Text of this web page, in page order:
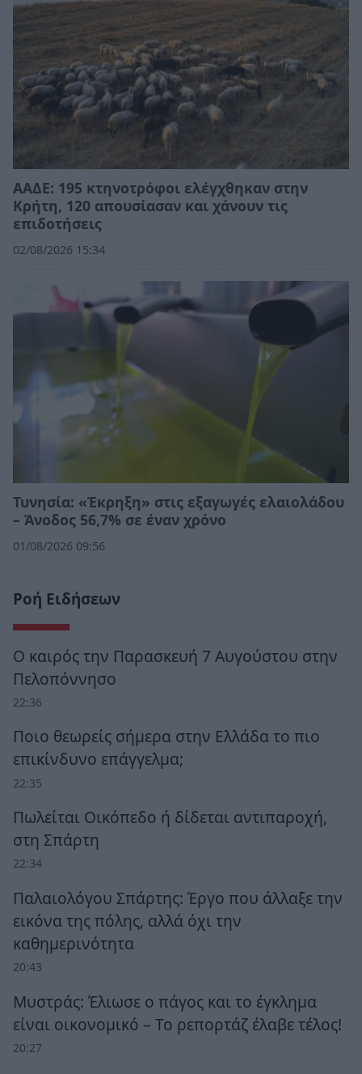
ΑΑΔΕ: 195 κτηνοτρόφοι ελέγχθηκαν στην
Κρήτη, 120 απουσίασαν και χάνουν τις
επιδοτήσεις
02/08/2026 15:34
Τυνησία: «Έκρηξη» στις εξαγωγές ελαιολάδου
– Άνοδος 56,7% σε έναν χρόνο
01/08/2026 09:56
Ροή Ειδήσεων
Ο καιρός την Παρασκευή 7 Αυγούστου στην
Πελοπόννησο
22:36
Ποιο θεωρείς σήμερα στην Ελλάδα το πιο
επικίνδυνο επάγγελμα;
22:35
Πωλείται Οικόπεδο ή δίδεται αντιπαροχή,
στη Σπάρτη
22:34
Παλαιολόγου Σπάρτης: Έργο που άλλαξε την
εικόνα της πόλης, αλλά όχι την
καθημερινότητα
20:43
Μυστράς: Έλιωσε ο πάγος και το έγκλημα
είναι οικονομικό – Το ρεπορτάζ έλαβε τέλος!
20:27